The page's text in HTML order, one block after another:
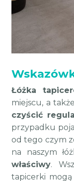
Łóżka
miejscu, a
czyścić
przypadku
od tego czym
na naszym
właściwy.
tapicerki